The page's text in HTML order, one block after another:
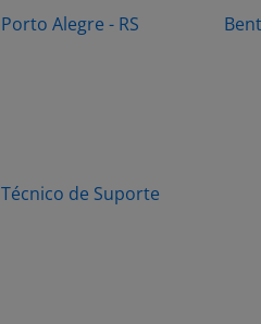
Porto Alegre - RS
Técnico de Suporte